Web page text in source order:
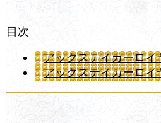
目次
アックステイカーロイ
アックステイカーロイ